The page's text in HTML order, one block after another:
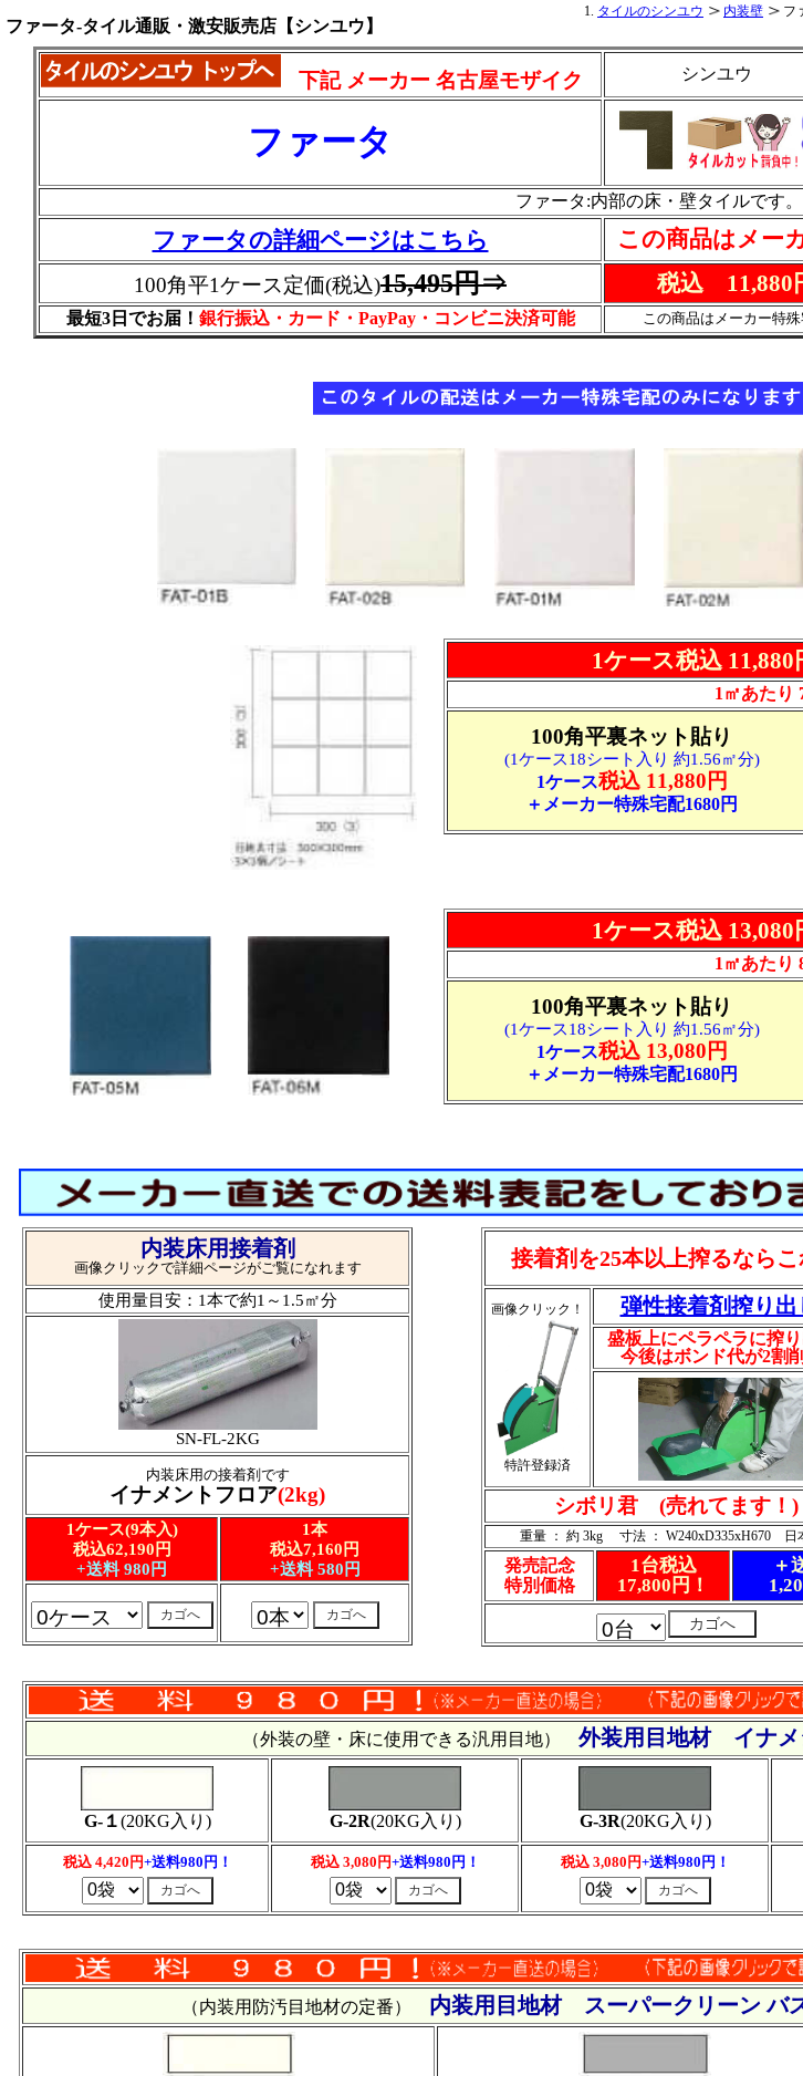
ファータ-タイル通販・激安販売店【シンユウ】
下記 メーカー 名古屋モザイク シンユ
ファータ
ファータ:内部の床・壁タイルです。
ファータの詳細ページはこちら この商品はメー
100角平1ケース定価(税込)15,495円⇒ 税込 11,880
最短3日でお届！ 銀行振込・カード・PayPay・コンビニ決済可能 この商品はメーカー特
1ケース税込 11,880
1㎡あたり
100角平裏ネット貼り
(1ケース18シート入り 約1.56㎡分)
1ケース税込 11,880円
＋メーカー特殊宅配1680円
1ケース税込 13,080
1㎡あたり
100角平裏ネット貼り
(1ケース18シート入り 約1.56㎡分)
1ケース税込 13,080円
＋メーカー特殊宅配1680円
（内装用防汚目地材の定番） 内装用目地材 スーパークリーン バ
（外装の壁・床に使用できる汎用目地） 外装用目地材 イ
G-１(20KG入り) G-2R(20KG入り) G-3R(20KG入り)
税込 4,420円+送料980円！ 税込 3,080円+送料980円！ 税込 3,080円+送料980円！
内装床用接着剤
画像クリックで詳細ページがご覧になれます
使用量目安：1本で約1～1.5㎡分
SN-FL-2KG
内装床用の接着剤です
イナメントフロア(2kg)
1ケース(9本入)
税込62,190円
+送料 980円
1本
税込7,160円
+送料 580円
接着剤を25本以上搾るならこ
画像クリック！
特許登録済
弾性接着剤搾り出
盛板上にペラペラに搾り
今後はボンド代が2割
シボリ君 (売れてます！)
重量 ： 約 3kg 寸法 ： W240xD335xH670 日
発売記念
特別価格
1台税込
17,800円！
＋
タイルのシンユウ 内装壁 フ